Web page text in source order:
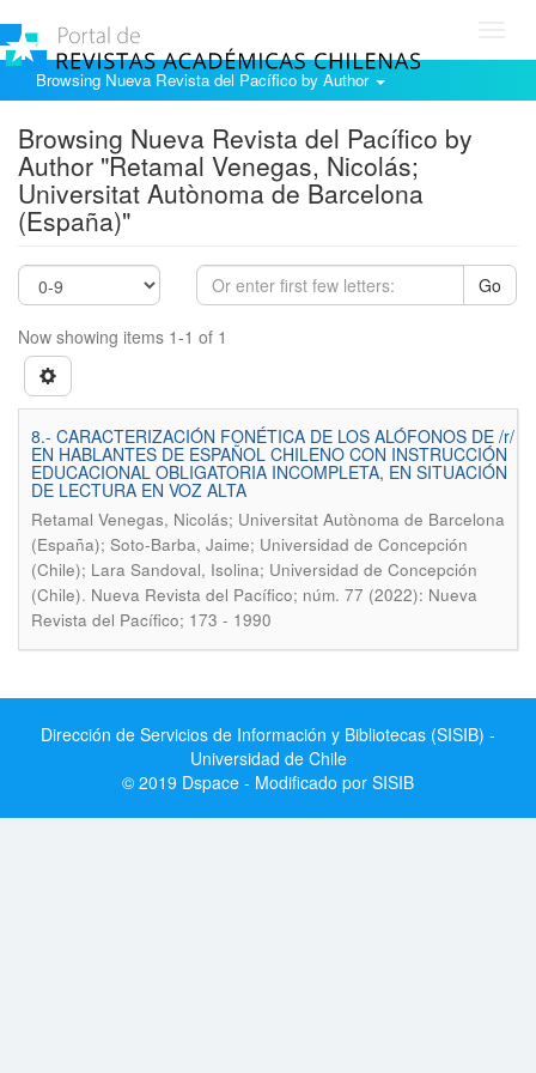
Browsing Nueva Revista del Pacífico by Author
Browsing Nueva Revista del Pacífico by
Author "Retamal Venegas, Nicolás;
Universitat Autònoma de Barcelona
(España)"
Go
Now showing items 1-1 of 1
8.- CARACTERIZACIÓN FONÉTICA DE LOS ALÓFONOS DE /r/
EN HABLANTES DE ESPAÑOL CHILENO CON INSTRUCCIÓN
EDUCACIONAL OBLIGATORIA INCOMPLETA, EN SITUACIÓN
DE LECTURA EN VOZ ALTA
Retamal Venegas, Nicolás; Universitat Autònoma de Barcelona
(España); Soto-Barba, Jaime; Universidad de Concepción
(Chile); Lara Sandoval, Isolina; Universidad de Concepción
(Chile). Nueva Revista del Pacífico; núm. 77 (2022): Nueva
Revista del Pacífico; 173 - 1990
Dirección de Servicios de Información y Bibliotecas (SISIB) -
Universidad de Chile
© 2019 Dspace - Modificado por SISIB